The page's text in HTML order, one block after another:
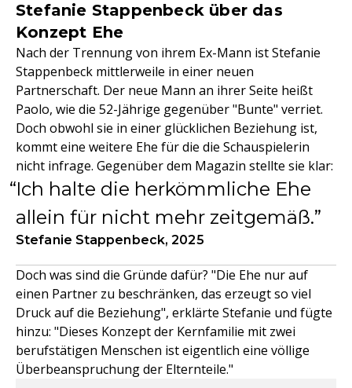
Stefanie Stappenbeck über das
Konzept Ehe
Nach der Trennung von ihrem Ex-Mann ist Stefanie
Stappenbeck mittlerweile in einer neuen
Partnerschaft. Der neue Mann an ihrer Seite heißt
Paolo, wie die 52-Jährige gegenüber "Bunte" verriet.
Doch obwohl sie in einer glücklichen Beziehung ist,
kommt eine weitere Ehe für die die Schauspielerin
nicht infrage. Gegenüber dem Magazin stellte sie klar:
Ich halte die herkömmliche Ehe
allein für nicht mehr zeitgemäß.
Stefanie Stappenbeck, 2025
Doch was sind die Gründe dafür? "Die Ehe nur auf
einen Partner zu beschränken, das erzeugt so viel
Druck auf die Beziehung", erklärte Stefanie und fügte
hinzu: "Dieses Konzept der Kernfamilie mit zwei
berufstätigen Menschen ist eigentlich eine völlige
Überbeanspruchung der Elternteile."